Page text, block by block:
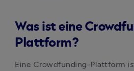
Was ist eine
Plattform?
Eine Crowdfunding-Plattform